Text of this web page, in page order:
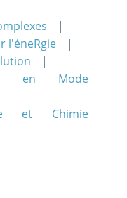
l'éneRgie
en Mode
et Chimie